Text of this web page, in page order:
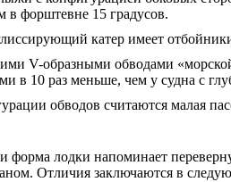
в форштевне 15 градусов.
катер имеет
V-образными обводами
в 10 раз меньше, чем у судна с
обводов считаются малая
форма лодки напоминает
Отличия заключаются в